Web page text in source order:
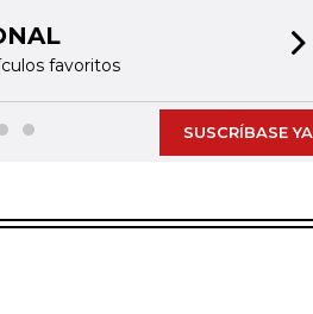
favoritos
SUSCRÍBASE YA